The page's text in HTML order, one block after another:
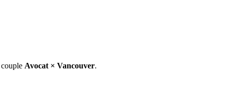
Avocat × Vancouver.